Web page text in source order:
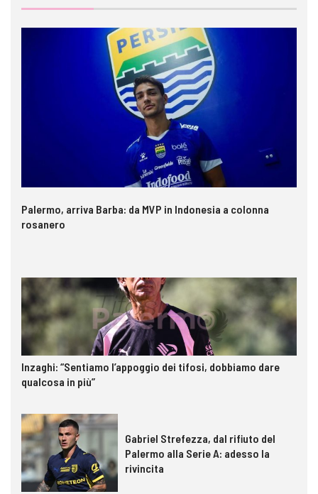
Palermo, arriva Barba: da MVP in Indonesia a colonna
rosanero
Inzaghi: “Sentiamo l’appoggio dei tifosi, dobbiamo dare
qualcosa in più”
Gabriel Strefezza, dal rifiuto del
Palermo alla Serie A: adesso la
rivincita